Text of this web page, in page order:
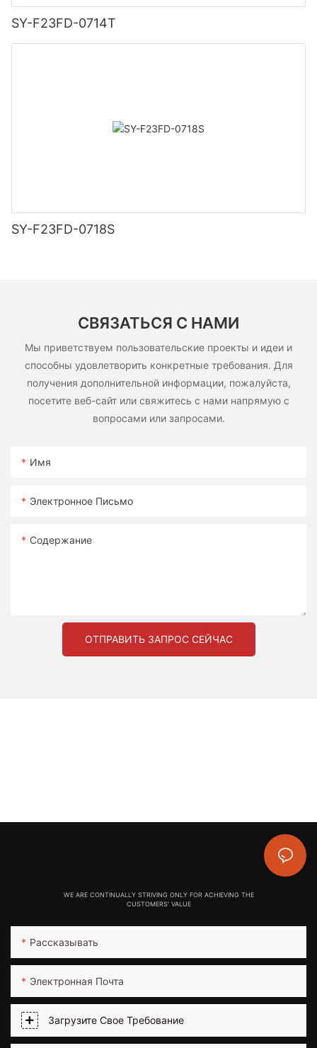
SY-F23FD-0714T
SY-F23FD-0718S
СВЯЗАТЬСЯ С НАМИ
Мы приветствуем пользовательские проекты и идеи и
способны удовлетворить конкретные требования. Для
получения дополнительной информации, пожалуйста,
посетите веб-сайт или свяжитесь с нами напрямую с
вопросами или запросами.
Имя
Электронное Письмо
Содержание
ОТПРАВИТЬ ЗАПРОС СЕЙЧАС
WE ARE CONTINUALLY STRIVING ONLY FOR ACHIEVING THE
CUSTOMERS' VALUE
Рассказывать
Электронная Почта
Загрузите Свое Требование